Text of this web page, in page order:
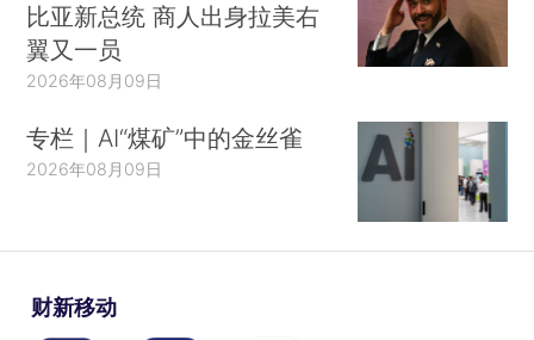
比亚新总统 商人出身拉美右
翼又一员
2026年08月09日
专栏｜AI“煤矿”中的金丝雀
2026年08月09日
财新移动